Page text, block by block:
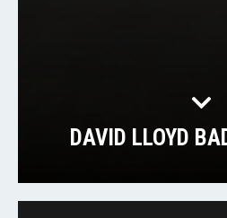
DAVID LLOYD